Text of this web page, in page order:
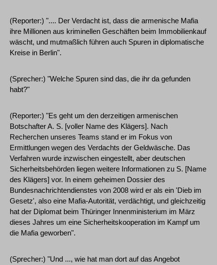
(Reporter:) ".... Der Verdacht ist, dass die armenische Mafia
ihre Millionen aus kriminellen Geschäften beim Immobilienkauf
wäscht, und mutmaßlich führen auch Spuren in diplomatische
Kreise in Berlin".
(Sprecher:) "Welche Spuren sind das, die ihr da gefunden
habt?"
(Reporter:) "Es geht um den derzeitigen armenischen
Botschafter A. S. [voller Name des Klägers]. Nach
Recherchen unseres Teams stand er im Fokus von
Ermittlungen wegen des Verdachts der Geldwäsche. Das
Verfahren wurde inzwischen eingestellt, aber deutschen
Sicherheitsbehörden liegen weitere Informationen zu S. [Name
des Klägers] vor. In einem geheimen Dossier des
Bundesnachrichtendienstes von 2008 wird er als ein 'Dieb im
Gesetz', also eine Mafia-Autorität, verdächtigt, und gleichzeitig
hat der Diplomat beim Thüringer Innenministerium im März
dieses Jahres um eine Sicherheitskooperation im Kampf um
die Mafia geworben".
(Sprecher:) "Und ..., wie hat man dort auf das Angebot